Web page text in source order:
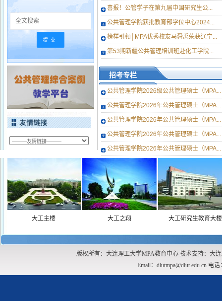
大连理工大学人文与社会科
学学部自聘工作人员招聘启事
[2022/08/24]
关于大连理工大学MPA教育
教师的公示 [2016/11/23]
MPA教育中心2015年暑假及
反法西斯战争胜利70周年纪念日
放假值班安排 [2015/07/21]
转研究生院“大连理工大学
2015年硕士生入学考试考生参
加复试初试成绩基本要求”
喜报！公管学子在第九届中国研究生公...
公共管理学院获批教育部学位中心2024...
榜样引领│MPA优秀校友马舜禹荣获辽宁...
第53期新疆公共管理培训班赴化工学院...
招考专栏
公共管理学院2026级公共管理硕士（MPA...
公共管理学院2026年公共管理硕士（MPA...
公共管理学院2026年公共管理硕士（MPA...
公共管理学院2026年公共管理硕士（MPA...
公共管理学院2026年公共管理硕士（MPA...
大工主楼 大工之翔 大工研究生教育大楼
版权所有：大连理工大学MPA教育中心 技术支持：大
Email：dlutmpa@dlut.edu.cn 电